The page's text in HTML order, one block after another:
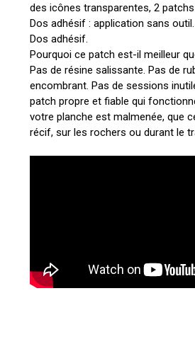
des icônes transparentes, 2
Dos adhésif : application sans outil.
Dos adhésif.
Pourquoi ce patch est-il meilleur
Pas de résine salissante. Pas de
encombrant. Pas de sessions
patch propre et fiable qui
votre planche est malmenée, que
récif, sur les rochers ou durant le